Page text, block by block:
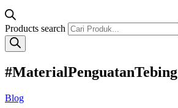
Products search
#MaterialPenguatanTebing
Blog